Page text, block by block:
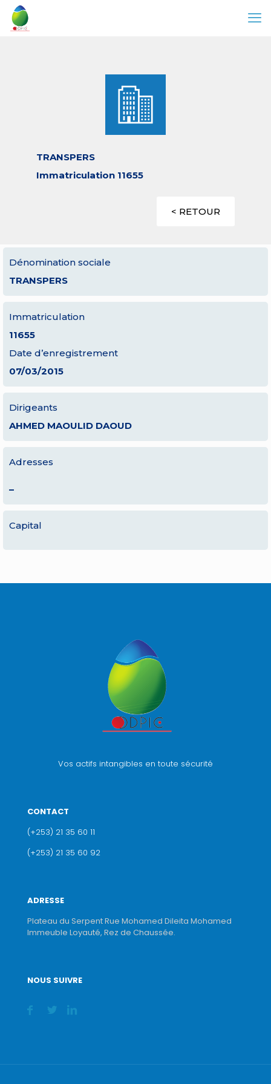
TRANSPERS
Immatriculation 11655
< RETOUR
Dénomination sociale
TRANSPERS
Immatriculation
11655
Date d’enregistrement
07/03/2015
Dirigeants
AHMED MAOULID DAOUD
Adresses
–
Capital
Vos actifs intangibles en toute sécurité
CONTACT
(+253) 21 35 60 11
(+253) 21 35 60 92
ADRESSE
Plateau du Serpent Rue Mohamed Dileita Mohamed
Immeuble Loyauté, Rez de Chaussée.
NOUS SUIVRE